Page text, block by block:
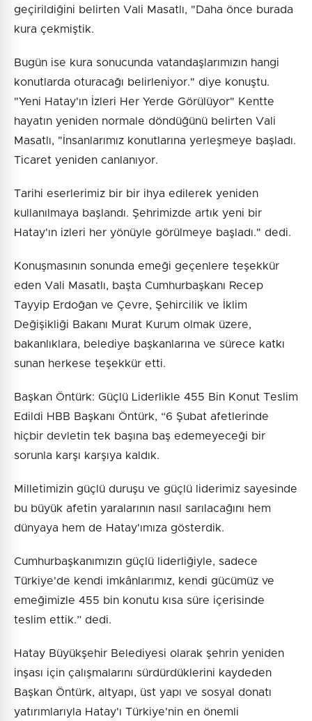
geçirildiğini belirten Vali Masatlı, "Daha önce burada
kura çekmiştik.
Bugün ise kura sonucunda vatandaşlarımızın hangi
konutlarda oturacağı belirleniyor." diye konuştu.
"Yeni Hatay'ın İzleri Her Yerde Görülüyor" Kentte
hayatın yeniden normale döndüğünü belirten Vali
Masatlı, "İnsanlarımız konutlarına yerleşmeye başladı.
Ticaret yeniden canlanıyor.
Tarihi eserlerimiz bir bir ihya edilerek yeniden
kullanılmaya başlandı. Şehrimizde artık yeni bir
Hatay'ın izleri her yönüyle görülmeye başladı." dedi.
Konuşmasının sonunda emeği geçenlere teşekkür
eden Vali Masatlı, başta Cumhurbaşkanı Recep
Tayyip Erdoğan ve Çevre, Şehircilik ve İklim
Değişikliği Bakanı Murat Kurum olmak üzere,
bakanlıklara, belediye başkanlarına ve sürece katkı
sunan herkese teşekkür etti.
Başkan Öntürk: Güçlü Liderlikle 455 Bin Konut Teslim
Edildi HBB Başkanı Öntürk, “6 Şubat afetlerinde
hiçbir devletin tek başına baş edemeyeceği bir
sorunla karşı karşıya kaldık.
Milletimizin güçlü duruşu ve güçlü liderimiz sayesinde
bu büyük afetin yaralarının nasıl sarılacağını hem
dünyaya hem de Hatay'ımıza gösterdik.
Cumhurbaşkanımızın güçlü liderliğiyle, sadece
Türkiye'de kendi imkânlarımız, kendi gücümüz ve
emeğimizle 455 bin konutu kısa süre içerisinde
teslim ettik.” dedi.
Hatay Büyükşehir Belediyesi olarak şehrin yeniden
inşası için çalışmalarını sürdürdüklerini kaydeden
Başkan Öntürk, altyapı, üst yapı ve sosyal donatı
yatırımlarıyla Hatay'ı Türkiye'nin en önemli